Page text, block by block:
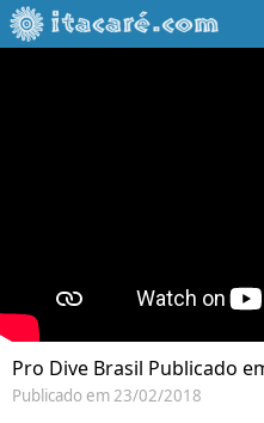
Pro Dive Brasil Publicado
Publicado em 23/02/2018